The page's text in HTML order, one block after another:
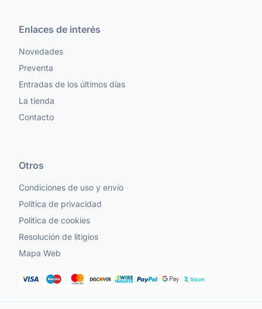
Enlaces de interés
Novedades
Preventa
Entradas de los últimos días
La tienda
Contacto
Otros
Condiciones de uso y envío
Política de privacidad
Política de cookies
Resolución de litigios
Mapa Web